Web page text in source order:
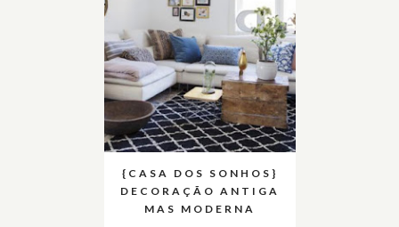
{CASA DOS SONHOS}
DECORAÇÃO ANTIGA
MAS MODERNA